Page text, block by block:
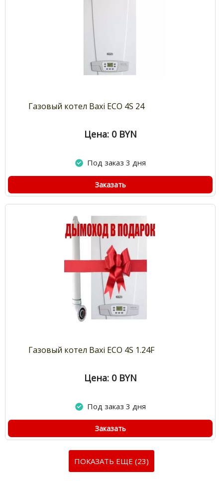
Газовый котел Baxi ECO 4S 24
Цена: 0 BYN
Под заказ 3 дня
Заказать
Газовый котел Baxi ECO 4S 1.24F
Цена: 0 BYN
Под заказ 3 дня
Заказать
ПОКАЗАТЬ ЕЩЕ (23)